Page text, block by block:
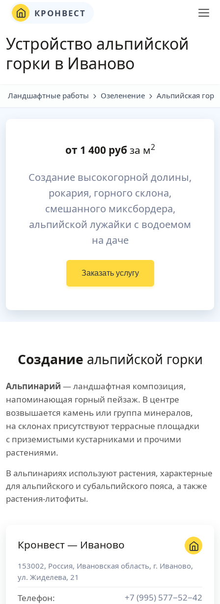
КРОНВЕСТ
Устройство альпийской
горки в Иваново
Ландшафтные работы Озеленение Альпийская
от 1 400руб за м2
Создание высокогорной долины,
рокария, горного склона,
смешанного миксбордера,
альпийской лужайки с водоемом
на даче
Заказать услугу
Создание альпийской горки
Альпинарий — ландшафтная композиция,
напоминающая горный пейзаж. В центре
возвышается камень или группа минералов,
на склонах присутствуют террасные площадки
с приземистыми кустарниками и прочими
растениями.
В альпинариях используют растения, характерные
для альпийского и субальпийского пояса, а также
растения-литофиты.
Кронвест — Иваново
153002, Россия, Ивановская область, г. Иваново,
ул. Жиделева, 21
Телефон:
+7 (995) 577−52−42